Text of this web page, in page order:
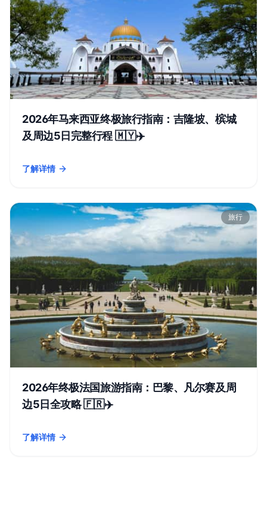
2026年马来西亚终极旅行指南：吉隆坡、槟城
及周边5日完整行程 🇲🇾✈️
了解详情
- 2026年马来西亚终极旅行指南：吉隆坡、槟城及周边5日完整
旅行
2026年终极法国旅游指南：巴黎、凡尔赛及周
边5日全攻略 🇫🇷✈️
了解详情
- 2026年终极法国旅游指南：巴黎、凡尔赛及周边5日全攻略